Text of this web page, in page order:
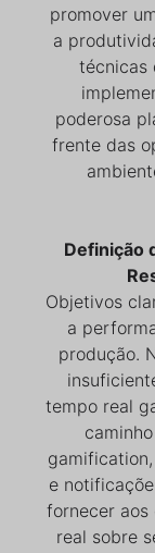
promover
a
técnicas
poderosa
frente das
Definição
Objetivos
a
produção.
tempo real
e
fornecer
real sobre